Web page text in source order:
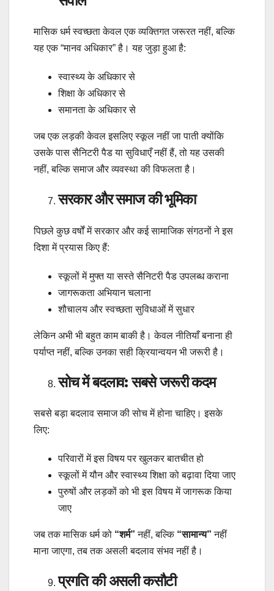
मासिक धर्म स्वच्छता केवल एक व्यक्तिगत जरूरत नहीं, बल्कि
यह एक “मानव अधिकार” है। यह जुड़ा हुआ है:
स्वास्थ्य के अधिकार से
शिक्षा के अधिकार से
समानता के अधिकार से
जब एक लड़की केवल इसलिए स्कूल नहीं जा पाती क्योंकि
उसके पास सैनिटरी पैड या सुविधाएँ नहीं हैं, तो यह उसकी
नहीं, बल्कि समाज और व्यवस्था की विफलता है।
सरकार और समाज की भूमिका
पिछले कुछ वर्षों में सरकार और कई सामाजिक संगठनों ने इस
दिशा में प्रयास किए हैं:
स्कूलों में मुफ्त या सस्ते सैनिटरी पैड उपलब्ध कराना
जागरूकता अभियान चलाना
शौचालय और स्वच्छता सुविधाओं में सुधार
लेकिन अभी भी बहुत काम बाकी है। केवल नीतियाँ बनाना ही
पर्याप्त नहीं, बल्कि उनका सही क्रियान्वयन भी जरूरी है।
सोच में बदलाव: सबसे जरूरी कदम
सबसे बड़ा बदलाव समाज की सोच में होना चाहिए। इसके
लिए:
परिवारों में इस विषय पर खुलकर बातचीत हो
स्कूलों में यौन और स्वास्थ्य शिक्षा को बढ़ावा दिया जाए
पुरुषों और लड़कों को भी इस विषय में जागरूक किया
जाए
जब तक मासिक धर्म को “शर्म” नहीं, बल्कि “सामान्य” नहीं
माना जाएगा, तब तक असली बदलाव संभव नहीं है।
प्रगति की असली कसौटी